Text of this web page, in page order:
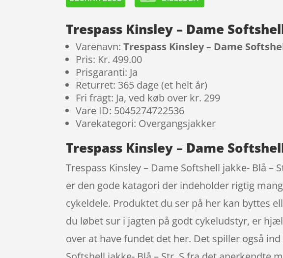
Trespass Kinsley – Dame
Varenavn:Trespass Kinsley – Dame
Pris: Kr. 499.00
Prisgaranti: Ja
Returret: 365 dage (et helt år)
Fri fragt: Ja, ved køb over kr. 299
Vare ID: 5045274722536
Varekategori: Overgangsjakker
Trespass Kinsley – Dame
Trespass Kinsley – Dame Softshell jakke- Blå
er den gode katagori der indeholder rigtig
cykeldele. Produktet du ser på her kan byttes
du løbet sur i jagten på godt cykeludstyr, er
over at have fundet det her. Det spiller også